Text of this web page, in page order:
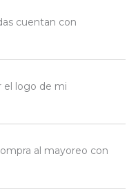
cuentan con
el logo de mi
al mayoreo con